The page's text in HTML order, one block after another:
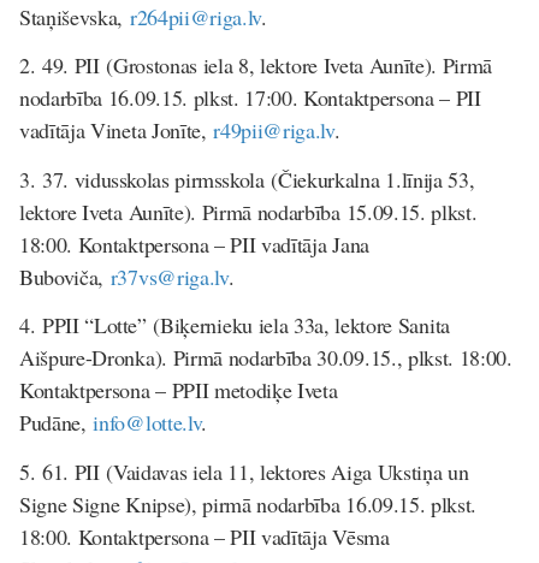
Staņiševska, r264pii@riga.lv.
2.49. PII(Grostonas iela 8, lektore Iveta Aunīte). Pirmā
nodarbība 16.09.15. plkst. 17:00. Kontaktpersona – PII
vadītāja Vineta Jonīte,r49pii@riga.lv.
3. 37. vidusskolas pirmsskola(Čiekurkalna 1.līnija 53,
lektore Iveta Aunīte). Pirmā nodarbība 15.09.15. plkst.
18:00. Kontaktpersona – PII vadītāja Jana
Buboviča, r37vs@riga.lv.
4.PPII “Lotte”(Biķernieku iela 33a, lektore Sanita
Aišpure-Dronka). Pirmā nodarbība 30.09.15., plkst. 18:00.
Kontaktpersona – PPII metodiķe Iveta
Pudāne,info@lotte.lv.
5.61. PII(Vaidavas iela 11, lektores Aiga Ukstiņa un
Signe Signe Knipse), pirmā nodarbība 16.09.15. plkst.
18:00. Kontaktpersona – PII vadītāja Vēsma